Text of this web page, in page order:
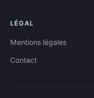
LÉGAL
Mentions légales
Contact